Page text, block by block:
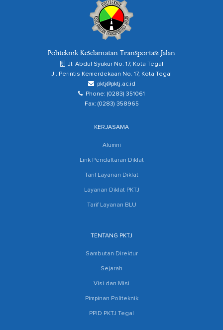
Politeknik Keselamatan Transportasi Jalan
Jl. Abdul Syukur No. 17, Kota Tegal
Jl. Perintis Kemerdekaan No. 17, Kota Tegal
pktj@pktj.ac.id
Phone: (0283) 351061
Fax: (0283) 358965
KERJASAMA
Alumni
Link Pendaftaran Diklat
Tarif Layanan Diklat
Layanan Diklat PKTJ
Tarif Layanan BLU
TENTANG PKTJ
Sambutan Direktur
Sejarah
Visi dan Misi
Pimpinan Politeknik
PPID PKTJ Tegal